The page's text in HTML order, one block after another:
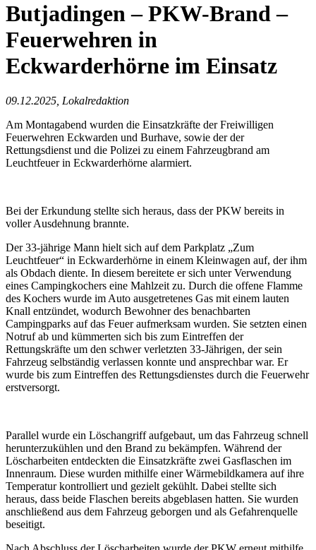
Butjadingen – PKW-Brand –
Feuerwehren in
Eckwarderhörne im Einsatz
09.12.2025, Lokalredaktion
Am Montagabend wurden die Einsatzkräfte der Freiwilligen
Feuerwehren Eckwarden und Burhave, sowie der der
Rettungsdienst und die Polizei zu einem Fahrzeugbrand am
Leuchtfeuer in Eckwarderhörne alarmiert.
Bei der Erkundung stellte sich heraus, dass der PKW bereits in
voller Ausdehnung brannte.
Der 33-jährige Mann hielt sich auf dem Parkplatz „Zum
Leuchtfeuer“ in Eckwarderhörne in einem Kleinwagen auf, der ihm
als Obdach diente. In diesem bereitete er sich unter Verwendung
eines Campingkochers eine Mahlzeit zu. Durch die offene Flamme
des Kochers wurde im Auto ausgetretenes Gas mit einem lauten
Knall entzündet, wodurch Bewohner des benachbarten
Campingparks auf das Feuer aufmerksam wurden. Sie setzten einen
Notruf ab und kümmerten sich bis zum Eintreffen der
Rettungskräfte um den schwer verletzten 33-Jährigen, der sein
Fahrzeug selbständig verlassen konnte und ansprechbar war. Er
wurde bis zum Eintreffen des Rettungsdienstes durch die Feuerwehr
erstversorgt.
Parallel wurde ein Löschangriff aufgebaut, um das Fahrzeug schnell
herunterzukühlen und den Brand zu bekämpfen. Während der
Löscharbeiten entdeckten die Einsatzkräfte zwei Gasflaschen im
Innenraum. Diese wurden mithilfe einer Wärmebildkamera auf ihre
Temperatur kontrolliert und gezielt gekühlt. Dabei stellte sich
heraus, dass beide Flaschen bereits abgeblasen hatten. Sie wurden
anschließend aus dem Fahrzeug geborgen und als Gefahrenquelle
beseitigt.